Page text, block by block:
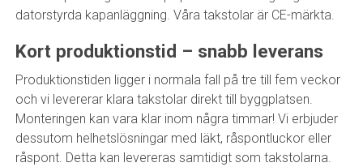
datorstyrda kapanläggning. Våra takstolar är CE-märkta.
Kort produktionstid – snabb leverans
Produktionstiden ligger i normala fall på tre till fem veckor
och vi levererar klara takstolar direkt till byggplatsen.
Monteringen kan vara klar inom några timmar! Vi erbjuder
dessutom helhetslösningar med läkt, råspontluckor eller
råspont. Detta kan levereras samtidigt som takstolarna.